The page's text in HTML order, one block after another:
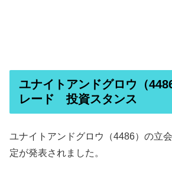
ユナイトアンドグロウ（
レード 投資スタンス
ユナイトアンドグロウ（4486）の立
定が発表されました。